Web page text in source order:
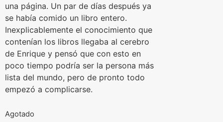
una página. Un par de días después ya
se había comido un libro entero.
Inexplicablemente el conocimiento que
contenían los libros llegaba al cerebro
de Enrique y pensó que con esto en
poco tiempo podría ser la persona más
lista del mundo, pero de pronto todo
empezó a complicarse.
Agotado